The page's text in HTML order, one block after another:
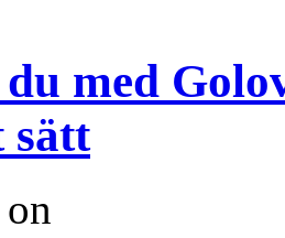
med
sätt